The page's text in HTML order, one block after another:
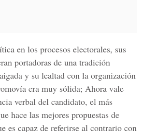
en los procesos electorales, sus
portadoras de una tradición
y su lealtad con la organización
era muy sólida; Ahora vale
verbal del candidato, el más
hace las mejores propuestas de
es capaz de referirse al contrario con